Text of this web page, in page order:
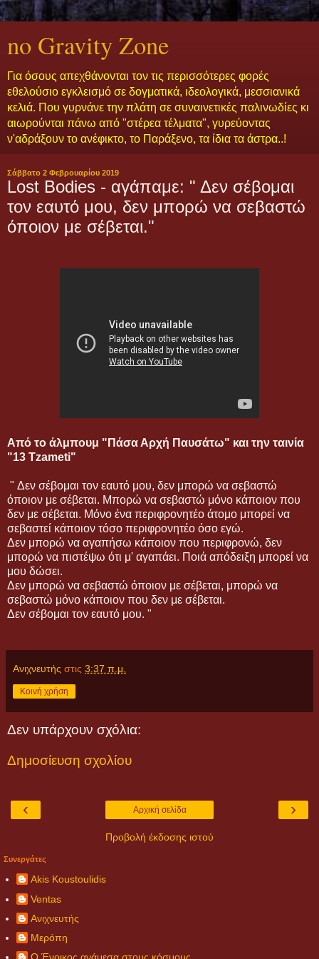
no Gravity Zone
Για όσους απεχθάνονται τον τις περισσότερες φορές
εθελούσιο εγκλεισμό σε δογματικά, ιδεολογικά, μεσσιανικά
κελιά. Που γυρνάνε την πλάτη σε συναινετικές παλινωδίες κι
αιωρούνται πάνω από "στέρεα τέλματα", γυρεύοντας
ν'αδράξουν το ανέφικτο, το Παράξενο, τα ίδια τα άστρα..!
Σάββατο 2 Φεβρουαρίου 2019
Lost Bodies - αγάπαμε: " Δεν σέβομαι
τον εαυτό μου, δεν μπορώ να σεβαστώ
όποιον με σέβεται."
Από το άλμπουμ "Πάσα Αρχή Παυσάτω" και την ταινία
"13 Tzameti"
" Δεν σέβομαι τον εαυτό μου, δεν μπορώ να σεβαστώ
όποιον με σέβεται. Μπορώ να σεβαστώ μόνο κάποιον που
δεν με σέβεται. Μόνο ένα περιφρονητέο άτομο μπορεί να
σεβαστεί κάποιον τόσο περιφρονητέο όσο εγώ.
Δεν μπορώ να αγαπήσω κάποιον που περιφρονώ, δεν
μπορώ να πιστέψω ότι μ' αγαπάει. Ποιά απόδειξη μπορεί να
μου δώσει.
Δεν μπορώ να σεβαστώ όποιον με σέβεται, μπορώ να
σεβαστώ μόνο κάποιον που δεν με σέβεται.
Δεν σέβομαι τον εαυτό μου. "
Ανιχνευτής στις 3:37 π.μ.
Κοινή χρήση
Δεν υπάρχουν σχόλια:
Δημοσίευση σχολίου
‹ ›
Αρχική σελίδα
Προβολή έκδοσης ιστού
Συνεργάτες
Akis Koustoulidis
Ventas
Ανιχνευτής
Μερόπη